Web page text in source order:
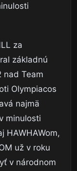
za
základnú
nad Team
Olympiacos
najmä
minulosti
HAWHAWom,
už v roku
v národnom